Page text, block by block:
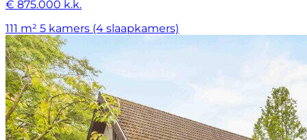
€ 875.000 k.k.
111 m² 5 kamers (4 slaapkamers)